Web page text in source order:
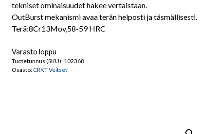
tekniset ominaisuudet hakee vertaistaan.
OutBurst mekanismi avaa terän helposti ja täsmällisesti.
Terä:8Cr13Mov,58-59 HRC
Varasto loppu
Tuotetunnus (SKU): 102368
Osasto:CRKT Veitset